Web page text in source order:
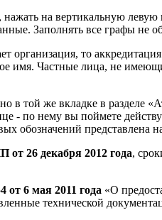
на вертикальную
Заполнять все графы не
организация, то
имя. Частные лица, не
в той же вкладке в разделе
- по нему вы поймете
обозначений представлена
от 26 декабря 2012 года,
от 6 мая 2011 года «О
технической